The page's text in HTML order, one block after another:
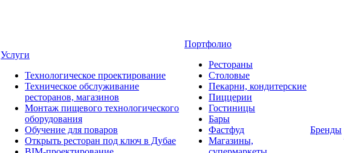
Услуги
Технологическое проектирование
Техническое обслуживание
ресторанов, магазинов
Монтаж пищевого технологического
оборудования
Обучение для поваров
Открыть ресторан под ключ в Дубае
Портфолио
Рестораны
Столовые
Пекарни, кондитерские
Пиццерии
Гостиницы
Бары
Фастфуд
Магазины,
Бренды